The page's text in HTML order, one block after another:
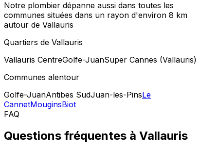
Notre plombier dépanne aussi dans toutes les
communes situées dans un rayon d'environ 8 km
autour de Vallauris
Quartiers de Vallauris
Vallauris CentreGolfe-JuanSuper Cannes (Vallauris)
Communes alentour
Golfe-JuanAntibes SudJuan-les-PinsLe
CannetMouginsBiot
FAQ
Questions fréquentes à Vallauris